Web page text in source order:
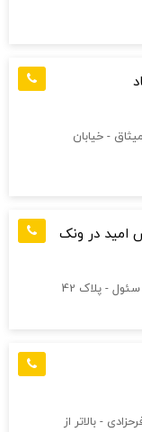
- خیابان
امید در ونک
- پلاک 42
- بالاتر از